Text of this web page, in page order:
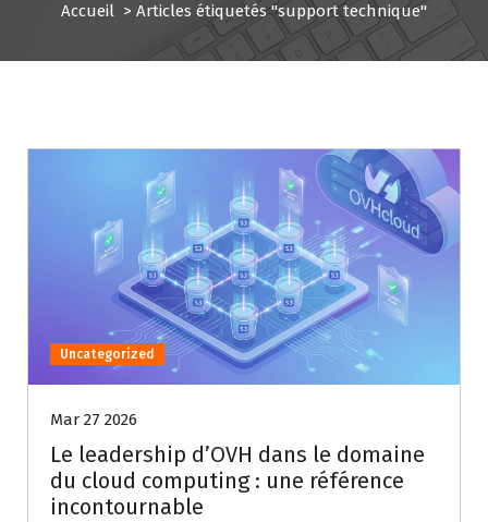
Accueil > Articles étiquetés "support technique"
Uncategorized
Mar 27 2026
Le leadership d’OVH dans le domaine
du cloud computing : une référence
incontournable